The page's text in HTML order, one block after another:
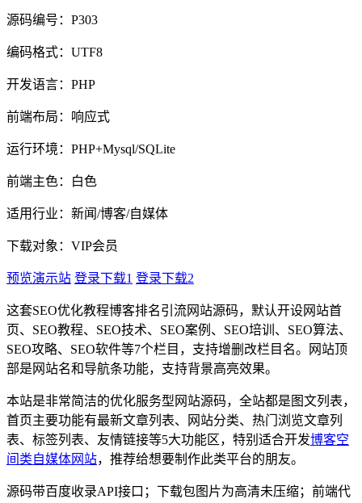
源码编号：P303
编码格式：UTF8
开发语言：PHP
前端布局：响应式
运行环境：PHP+Mysql/SQLite
前端主色：白色
适用行业：新闻/博客/自媒体
下载对象：VIP会员
预览演示站 登录下载1 登录下载2
这套SEO优化教程博客排名引流网站源码，默认开设网站首
页、SEO教程、SEO技术、SEO案例、SEO培训、SEO算法、
SEO攻略、SEO软件等7个栏目，支持增删改栏目名。网站顶
部是网站名和导航条功能，支持背景高亮效果。
本站是非常简洁的优化服务型网站源码，全站都是图文列表，
首页主要功能有最新文章列表、网站分类、热门浏览文章列
表、标签列表、友情链接等5大功能区，特别适合开发博客空
间类自媒体网站，推荐给想要制作此类平台的朋友。
源码带百度收录API接口；下载包图片为高清未压缩；前端代